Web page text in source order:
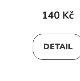
140 Kč
DETAIL